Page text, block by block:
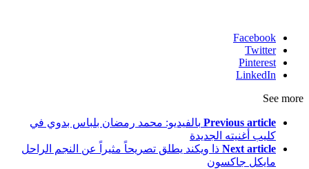
Facebook
Twitter
Pinterest
LinkedIn
See more
Previous article بالفيديو: محمد رمضان بلباس بدوي في
كليب أغنيته الجديدة
Next article ذا ويكند يطلق تصريحاً مثيراً عن النجم الراحل
مايكل جاكسون